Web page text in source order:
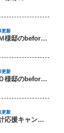
更新
和泉市Ｍ様邸のbeforeとafter（外壁塗装・屋根塗装）
更新
和泉市Ｏ様邸のbeforeとafter（外壁塗装）
更新
夏の家計応援キャンペーン開催！足場代半額でお得に外壁・屋根塗装を始めるチャンス【8月30日まで】